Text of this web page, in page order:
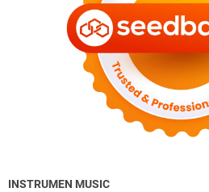
INSTRUMEN MUSIC